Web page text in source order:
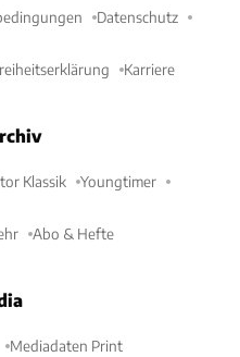
Datenschutz
Karriere
Klassik Youngtimer
Abo & Hefte
Mediadaten Print